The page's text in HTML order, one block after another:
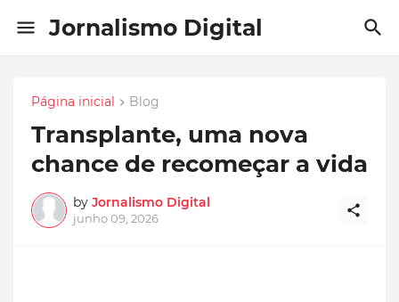
Jornalismo Digital
Página inicial Blog
Transplante, uma nova
chance de recomeçar a vida
by Jornalismo Digital
junho 09, 2026